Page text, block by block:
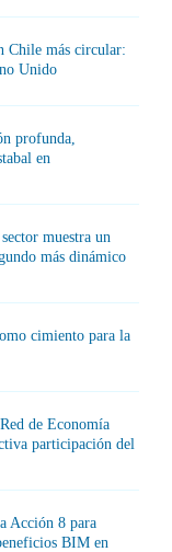
Chile más circular:
Unido
profunda,
en
muestra un
más dinámico
cimiento para la
de Economía
participación del
Acción 8 para
BIM en